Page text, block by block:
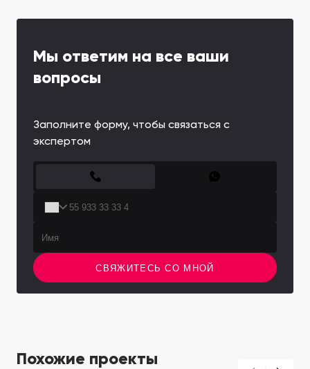
Мы ответим на все ваши
вопросы
Заполните форму, чтобы связаться с
экспертом
СВЯЖИТЕСЬ СО МНОЙ
Похожие проекты